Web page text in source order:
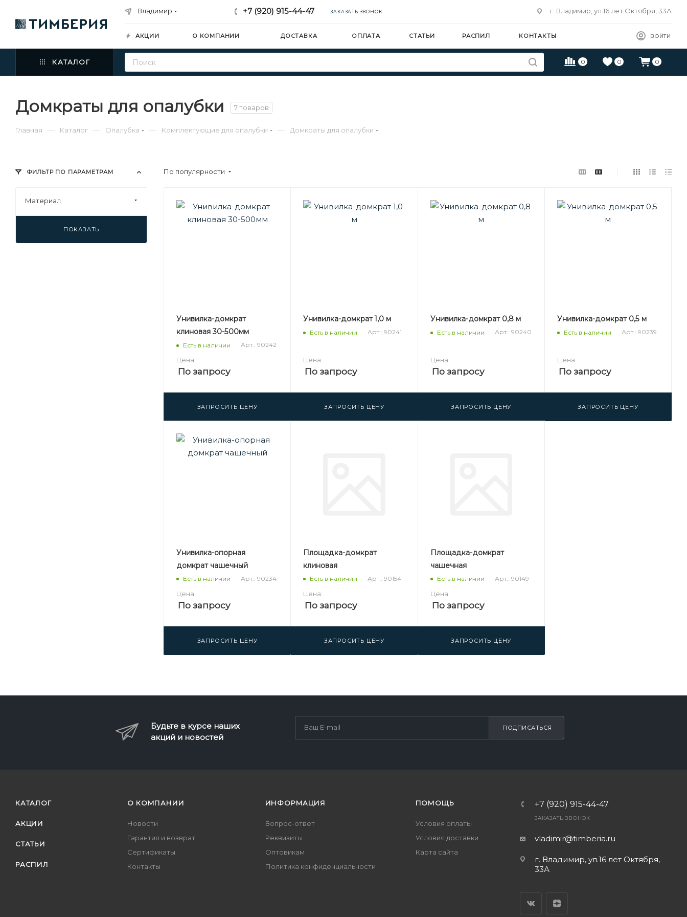
Владимир +7 (920) 915-44-47 ЗАКАЗАТЬ ЗВОНОК г. Владимир, ул.16 лет Октября, 33А
ВОЙТИ
АКЦИИ О КОМПАНИИ ДОСТАВКА ОПЛАТА СТАТЬИ РАСПИЛ КОНТАКТЫ
0 0 0
КАТАЛОГ
Домкраты для опалубки 7 товаров
Главная — Каталог — Опалубка — Комплектующие для опалубки — Домкраты для опалубки
По популярности
Унивилка-домкрат
клиновая 30-500мм
Есть в наличии Арт.: 90242
Цена:
По запросу
ЗАПРОСИТЬ ЦЕНУ
Унивилка-домкрат 1,0 м
Есть в наличии Арт.: 90241
Цена:
По запросу
ЗАПРОСИТЬ ЦЕНУ
Унивилка-домкрат 0,8 м
Есть в наличии Арт.: 90240
Цена:
По запросу
ЗАПРОСИТЬ ЦЕНУ
Унивилка-домкрат 0,5 м
Есть в наличии Арт.: 90239
Цена:
По запросу
ЗАПРОСИТЬ ЦЕНУ
Унивилка-опорная
домкрат чашечный
Есть в наличии Арт.: 90234
Цена:
По запросу
ЗАПРОСИТЬ ЦЕНУ
Площадка-домкрат
клиновая
Есть в наличии Арт.: 90154
Цена:
По запросу
ЗАПРОСИТЬ ЦЕНУ
Площадка-домкрат
чашечная
Есть в наличии Арт.: 90149
Цена:
По запросу
ЗАПРОСИТЬ ЦЕНУ
ФИЛЬТР ПО ПАРАМЕТРАМ
Материал
ПОКАЗАТЬ
Будьте в курсе наших
акций и новостей
ПОДПИСАТЬСЯ
КАТАЛОГ
АКЦИИ
СТАТЬИ
РАСПИЛ
О КОМПАНИИ
Новости
Гарантия и возврат
Сертификаты
Контакты
ИНФОРМАЦИЯ
Вопрос-ответ
Реквизиты
Оптовикам
Политика конфиденциальности
ПОМОЩЬ
Условия оплаты
Условия доставки
Карта сайта
+7 (920) 915-44-47
ЗАКАЗАТЬ ЗВОНОК
vladimir@timberia.ru
г. Владимир, ул.16 лет Октября,
33А